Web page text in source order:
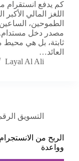
اللغز المالي
الطموحين،
مصدر دخل مستدام.
ثابتة، بل هي
العائد…
Layal Al Ali
التسويق
وواعدة